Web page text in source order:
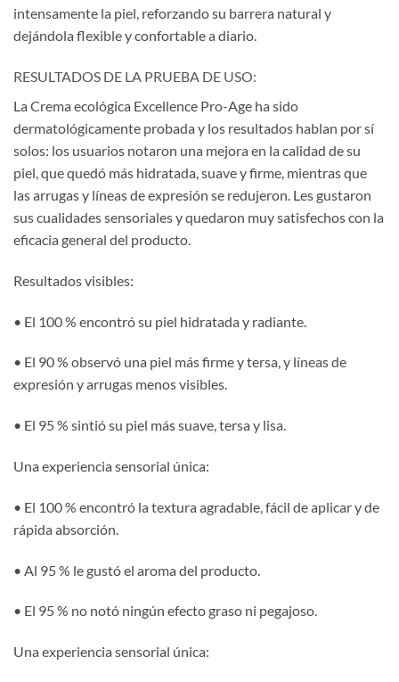
intensamente la piel, reforzando su barrera natural y
dejándola flexible y confortable a diario.
RESULTADOS DE LA PRUEBA DE USO:
La Crema ecológica Excellence Pro-Age ha sido
dermatológicamente probada y los resultados hablan por sí
solos: los usuarios notaron una mejora en la calidad de su
piel, que quedó más hidratada, suave y firme, mientras que
las arrugas y líneas de expresión se redujeron. Les gustaron
sus cualidades sensoriales y quedaron muy satisfechos con la
eficacia general del producto.
Resultados visibles:
• El 100 % encontró su piel hidratada y radiante.
• El 90 % observó una piel más firme y tersa, y líneas de
expresión y arrugas menos visibles.
• El 95 % sintió su piel más suave, tersa y lisa.
Una experiencia sensorial única:
• El 100 % encontró la textura agradable, fácil de aplicar y de
rápida absorción.
• Al 95 % le gustó el aroma del producto.
• El 95 % no notó ningún efecto graso ni pegajoso.
Una experiencia sensorial única: